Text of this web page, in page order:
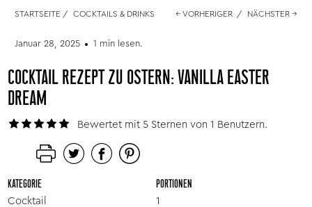
STARTSEITE / COCKTAILS & DRINKS ← VORHERIGER / NÄCHSTER →
Januar 28, 2025 1 min lesen.
COCKTAIL REZEPT ZU OSTERN: VANILLA EASTER
DREAM
Bewertet mit 5 Sternen von 1 Benutzern.
KATEGORIE
Cocktail
PORTIONEN
1